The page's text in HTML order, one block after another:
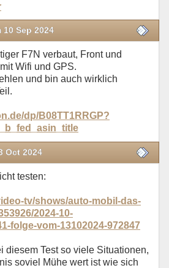
10 Sep 2024
F7N verbaut, Front und
Wifi und GPS.
und bin auch wirklich
dp/B08TT1RRGP?
Oct 2024
testen:
tv/shows/auto-mobil-das-
2024-10-
folge-vom-13102024-972847
diesem Test so viele Situationen,
soviel Mühe wert ist wie sich